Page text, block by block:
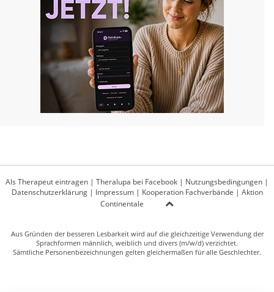
Als Therapeut eintragen | Theralupa bei Facebook | Nutzungsbedingungen |
Datenschutzerklärung| Impressum| Kooperation Fachverbände | Aktion
Continentale
Aus Gründen der besseren Lesbarkeit wird auf die gleichzeitige Verwendung der
Sprachformen männlich, weiblich und divers (m/w/d) verzichtet.
Sämtliche Personenbezeichnungen gelten gleichermaßen für alle Geschlechter.